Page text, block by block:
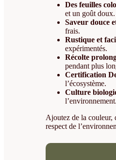
Des feuilles
et un goût doux.
Saveur douce
frais.
Rustique et
expérimentés.
Récolte
pendant plus
Certification
l’écosystème.
Culture
l’environnement.
Ajoutez de la couleur,
respect de